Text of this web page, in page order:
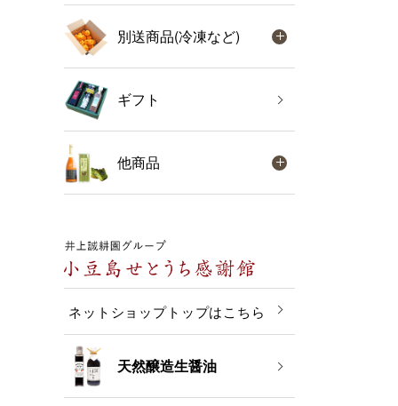
別送商品(冷凍など)
ギフト
他商品
ネットショップトップはこちら
天然醸造生醤油